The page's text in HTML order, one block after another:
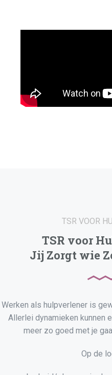
TSR VOOR
TSR voor
Jij Zorgt wie
Werken als hulpverlener is
Allerlei dynamieken kunnen
meer zo goed met je
Op de